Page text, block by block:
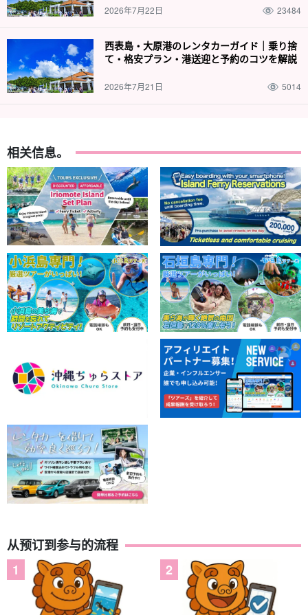
2026年7月22日 23484
西表島・大原港のレンタカーガイド｜乗り捨
て・格安プラン・港送迎と予約のコツを解説
2026年7月21日 5014
相关信息。
从预订到参与的流程